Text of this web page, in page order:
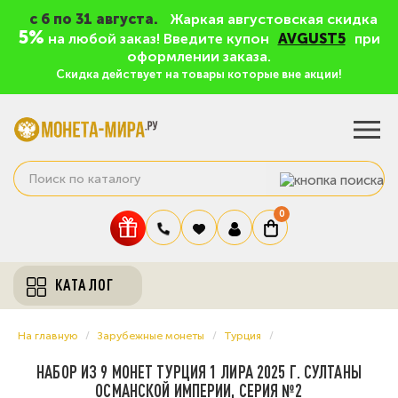
c 6 по 31 августа. Жаркая августовская скидка
5% на любой заказ! Введите купон AVGUST5
при
оформлении заказа.
Скидка действует на товары которые вне акции!
0
КАТАЛОГ
На главную Зарубежные монеты Турция
НАБОР ИЗ 9 МОНЕТ ТУРЦИЯ 1 ЛИРА 2025 Г. СУЛТАНЫ
ОСМАНСКОЙ ИМПЕРИИ, СЕРИЯ №2